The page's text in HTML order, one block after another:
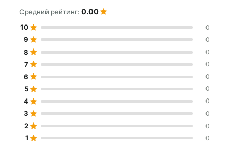
Средний рейтинг: 0.00
10 0
9 0
8 0
7 0
6 0
5 0
4 0
3 0
2 0
1 0